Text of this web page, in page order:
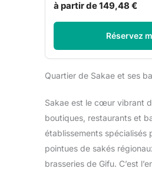
à partir de 149,48 €
Réservez
Quartier de Sakae et ses
Sakae est le cœur vibrant
boutiques, restaurants et
établissements spécialisés
pointues de sakés
brasseries de Gifu. C’est